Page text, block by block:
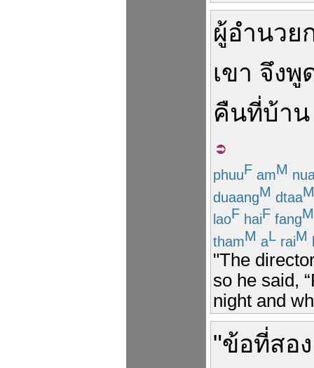
ผู้อำนวย
เขา จึงพู
คืนที่บ้าน
phuuF amM
duaangM dtaaM
laoF haiF fangM
thamM aL raiM
"The
so he said,
night and
"ข้อที่สอง